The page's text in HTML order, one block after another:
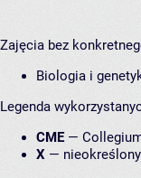
Zajęcia bez
Biologia i
Legenda
CME—
X — nieokreślony